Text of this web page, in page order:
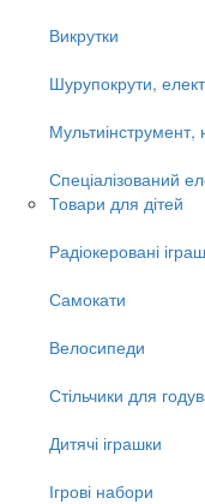
Викрутки
Шурупокрути,
Мультиінструмент,
Спеціалізований
Товари для дітей
Радіокеровані
Самокати
Велосипеди
Стільчики для
Дитячі іграшки
Ігрові набори